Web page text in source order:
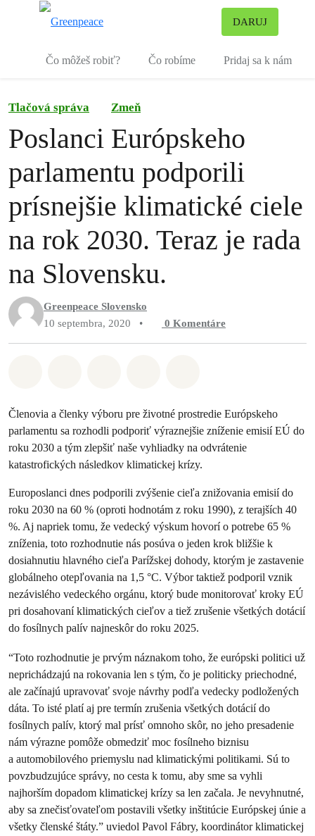
DARUJ
Čo môžeš robiť? Čo robíme Pridaj sa k nám
Tlačová správa Zmeň
Poslanci Európskeho
parlamentu podporili
prísnejšie klimatické ciele
na rok 2030. Teraz je rada
na Slovensku.
Greenpeace Slovensko
10 septembra, 2020
• 0 Komentáre
Členovia a členky výboru pre životné prostredie Európskeho
parlamentu sa rozhodli podporiť výraznejšie zníženie emisií EÚ do
roku 2030 a tým zlepšiť naše vyhliadky na odvrátenie
katastrofických následkov klimatickej krízy.
Europoslanci dnes podporili zvýšenie cieľa znižovania emisií do
roku 2030 na 60 % (oproti hodnotám z roku 1990), z terajších 40
%. Aj napriek tomu, že vedecký výskum hovorí o potrebe 65 %
zníženia, toto rozhodnutie nás posúva o jeden krok bližšie k
dosiahnutiu hlavného cieľa Parížskej dohody, ktorým je zastavenie
globálneho otepľovania na 1,5 °C. Výbor taktiež podporil vznik
nezávislého vedeckého orgánu, ktorý bude monitorovať kroky EÚ
pri dosahovaní klimatických cieľov a tiež zrušenie všetkých dotácií
do fosílnych palív najneskôr do roku 2025.
“Toto rozhodnutie je prvým náznakom toho, že európski politici už
neprichádzajú na rokovania len s tým, čo je politicky priechodné,
ale začínajú upravovať svoje návrhy podľa vedecky podložených
dáta. To isté platí aj pre termín zrušenia všetkých dotácií do
fosílnych palív, ktorý mal prísť omnoho skôr, no jeho presadenie
nám výrazne pomôže obmedziť moc fosílneho biznisu
a automobilového priemyslu nad klimatickými politikami. Sú to
povzbudzujúce správy, no cesta k tomu, aby sme sa vyhli
najhorším dopadom klimatickej krízy sa len začala. Je nevyhnutné,
aby sa znečisťovateľom postavili všetky inštitúcie Európskej únie a
všetky členské štáty.” uviedol Pavol Fábry, koordinátor klimatickej